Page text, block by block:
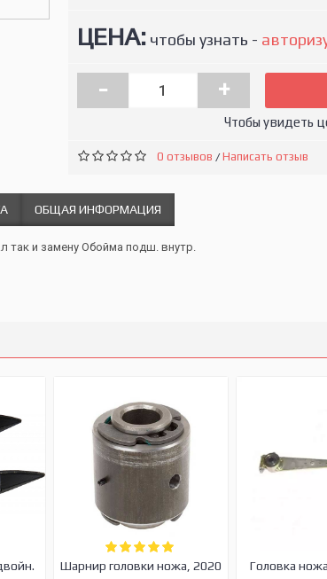
ЦЕНА:чтобы узнать -
- +
Чтобы увидеть
0 отзывов /Написать отзыв
ОБЩАЯ ИНФОРМАЦИЯ
так и замену Обойма подш. внутр.
Шарнир головки ножа, 2020 Головка